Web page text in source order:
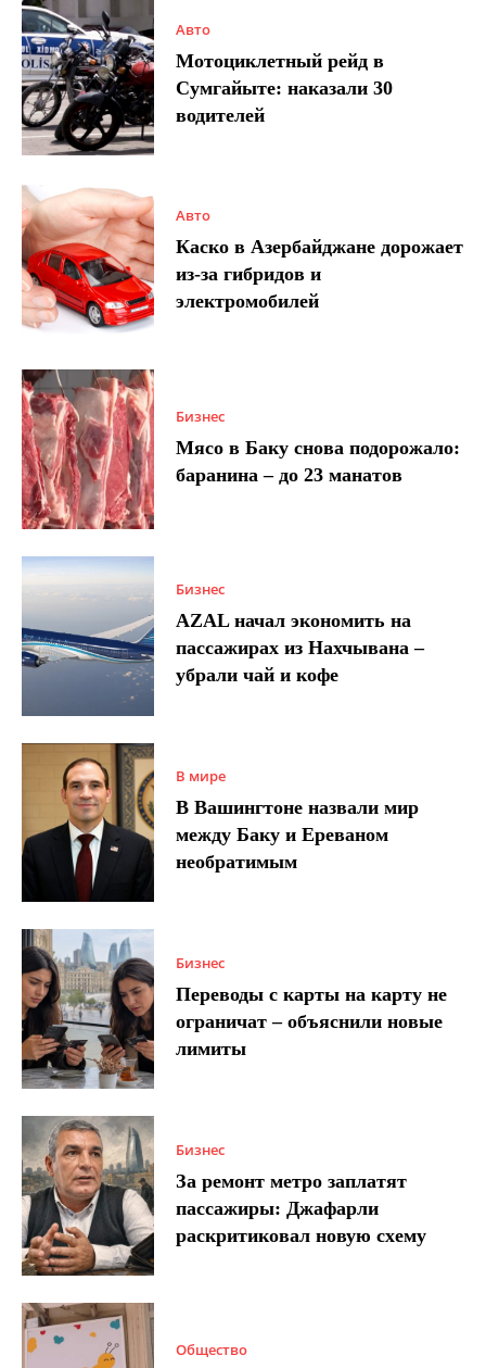
Авто
Мотоциклетный рейд в
Сумгайыте: наказали 30
водителей
Авто
Каско в Азербайджане дорожает
из-за гибридов и
электромобилей
Бизнес
Мясо в Баку снова подорожало:
баранина – до 23 манатов
Бизнес
AZAL начал экономить на
пассажирах из Нахчывана –
убрали чай и кофе
В мире
В Вашингтоне назвали мир
между Баку и Ереваном
необратимым
Бизнес
Переводы с карты на карту не
ограничат – объяснили новые
лимиты
Бизнес
За ремонт метро заплатят
пассажиры: Джафарли
раскритиковал новую схему
Общество